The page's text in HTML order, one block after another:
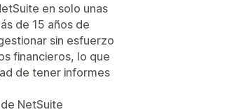
en solo unas
de 15 años de
sin esfuerzo
financieros, lo que
de tener informes
NetSuite